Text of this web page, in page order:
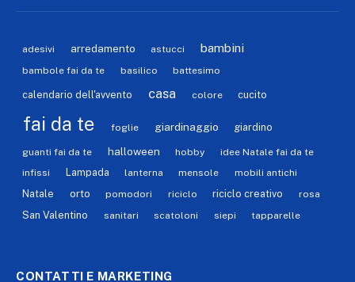
adesivi arredamento astucci bambini
bambole fai da te basilico battesimo
calendario dell'avvento casa colore cucito
fai da te foglie giardinaggio giardino
guanti fai da te halloween hobby
idee Natale fai da te
infissi
Lampada lanterna mensole mobili antichi
Natale orto pomodori riciclo riciclo creativo rosa
San Valentino sanitari scatoloni siepi tapparelle
CONTATTI E MARKETING